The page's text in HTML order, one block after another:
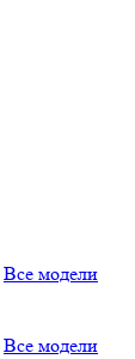
Все модели
Все модели